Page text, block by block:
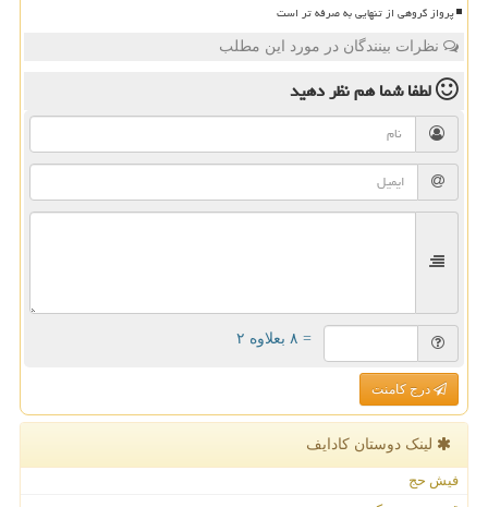
پرواز گروهی از تنهایی به صرفه تر است
نظرات بینندگان در مورد این مطلب
لطفا شما همنظر دهید
= ۸ بعلاوه ۲
درج کامنت
لینک دوستان كادایف
فیش حج